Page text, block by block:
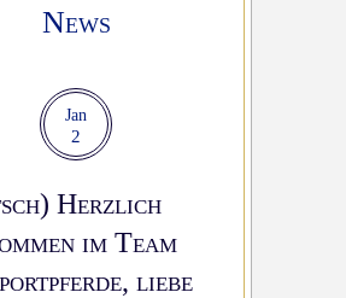
News
Jan
2
Herzlich
im Team
liebe